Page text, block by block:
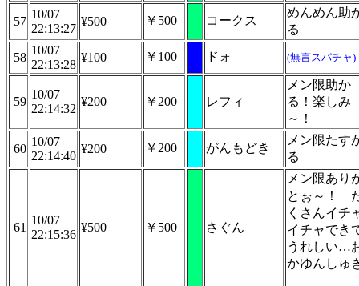
57
10/07
22:13:27
¥500 ￥500 コークス
めんめん助
る
58
10/07
22:13:28
¥100 ￥100 ドォ (無言スパチャ)
59
10/07
22:14:32
¥200 ￥200 レフィ
メン限助か
る！楽しみ
～！
60
10/07
22:14:40
¥200 ￥200 がんもどき
メン限たす
る
61
10/07
22:15:36
¥500 ￥500 さぐん
メン限あり
とぉ～！
くさんイチ
イチャでき
うれしい…
かゆんしゅ